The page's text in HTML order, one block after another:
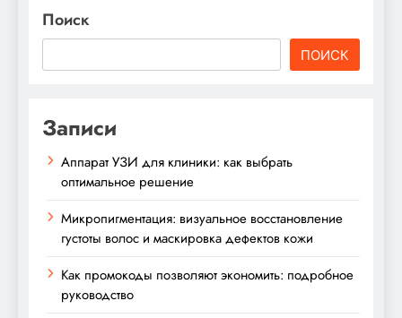
Поиск
ПОИСК
Записи
Аппарат УЗИ для клиники: как выбрать
оптимальное решение
Микропигментация: визуальное восстановление
густоты волос и маскировка дефектов кожи
Как промокоды позволяют экономить: подробное
руководство